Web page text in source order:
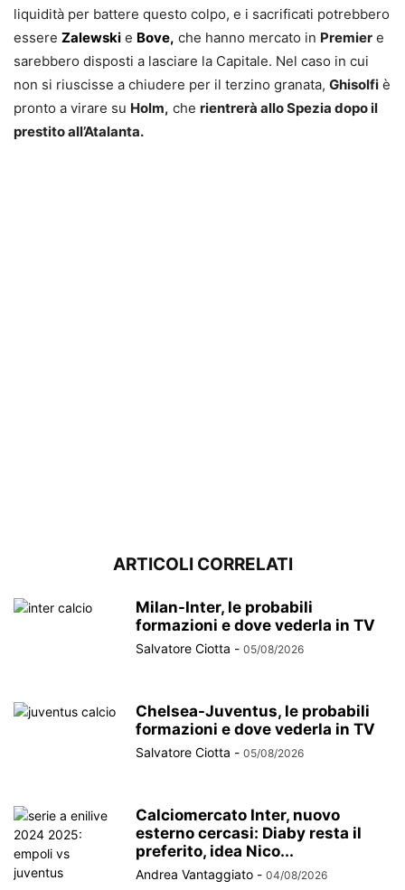
liquidità per battere questo colpo, e i sacrificati potrebbero
essere Zalewski e Bove, che hanno mercato in Premier e
sarebbero disposti a lasciare la Capitale. Nel caso in cui
non si riuscisse a chiudere per il terzino granata, Ghisolfi è
pronto a virare su Holm, che rientrerà allo Spezia dopo il
prestito all’Atalanta.
ARTICOLI CORRELATI
Milan-Inter, le probabili
formazioni e dove vederla in TV
Salvatore Ciotta - 05/08/2026
Chelsea-Juventus, le probabili
formazioni e dove vederla in TV
Salvatore Ciotta - 05/08/2026
Calciomercato Inter, nuovo
esterno cercasi: Diaby resta il
preferito, idea Nico...
Andrea Vantaggiato - 04/08/2026